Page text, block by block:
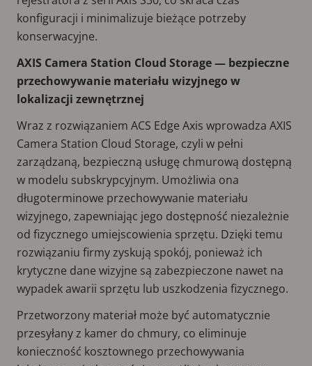
konfiguracji i minimalizuje bieżące potrzeby
konserwacyjne.
AXIS Camera Station Cloud Storage — bezpieczne
przechowywanie materiału wizyjnego w
lokalizacji zewnętrznej
Wraz z rozwiązaniem ACS Edge Axis wprowadza AXIS
Camera Station Cloud Storage, czyli w pełni
zarządzaną, bezpieczną usługę chmurową dostępną
w modelu subskrypcyjnym. Umożliwia ona
długoterminowe przechowywanie materiału
wizyjnego, zapewniając jego dostępność niezależnie
od fizycznego umiejscowienia sprzętu. Dzięki temu
rozwiązaniu firmy zyskują spokój, ponieważ ich
krytyczne dane wizyjne są zabezpieczone nawet na
wypadek awarii sprzętu lub uszkodzenia fizycznego.
Przetworzony materiał może być automatycznie
przesyłany z kamer do chmury, co eliminuje
konieczność kosztownego przechowywania